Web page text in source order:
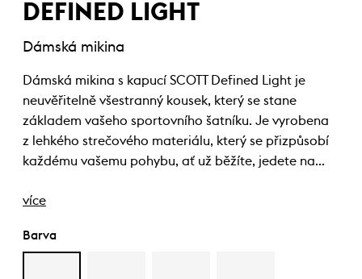
DEFINED LIGHT
Dámská mikina
Dámská mikina s kapucí SCOTT Defined Light je
neuvěřitelně všestranný kousek, který se stane
základem vašeho sportovního šatníku. Je vyrobena
z lehkého strečového materiálu, který se přizpůsobí
každému vašemu pohybu, ať už běžíte, jedete na…
více
Barva